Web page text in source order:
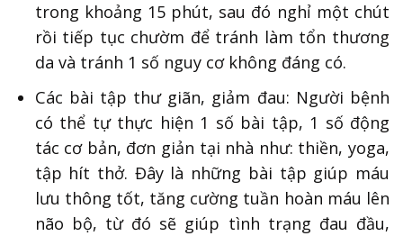
trong khoảng 15 phút, sau đó nghỉ một chút
rồi tiếp tục chườm để tránh làm tổn thương
da và tránh 1 số nguy cơ không đáng có.
Các bài tập thư giãn, giảm đau: Người bệnh
có thể tự thực hiện 1 số bài tập, 1 số động
tác cơ bản, đơn giản tại nhà như: thiền, yoga,
tập hít thở. Đây là những bài tập giúp máu
lưu thông tốt, tăng cường tuần hoàn máu lên
não bộ, từ đó sẽ giúp tình trạng đau đầu,